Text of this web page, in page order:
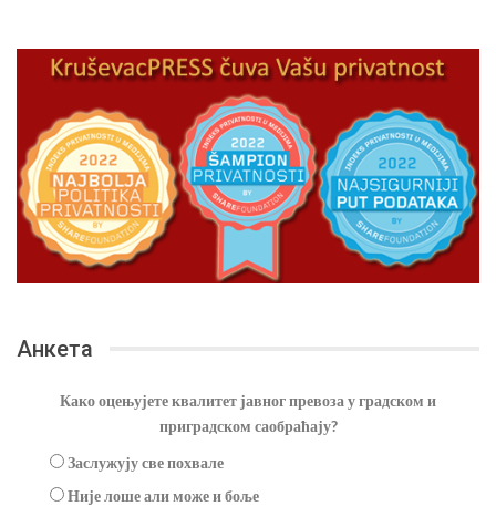
Анкета
Како оцењујете квалитет јавног превоза у градском и
приградском саобраћају?
Заслужују све похвале
Није лоше али може и боље